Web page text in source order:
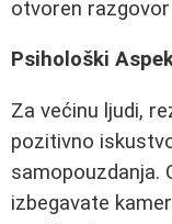
otvoren
Psihološki
Za većinu ljudi,
pozitivno
samopouzdanja.
izbegavate